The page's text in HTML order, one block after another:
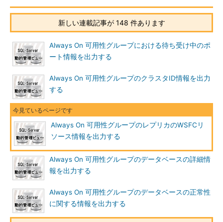
新しい連載記事が 148 件あります
Always On 可用性グループにおける待ち受け中のポ
ート情報を出力する
Always On 可用性グループのクラスタID情報を出力
する
Always On 可用性グループのレプリカのWSFCリ
ソース情報を出力する
Always On 可用性グループのデータベースの詳細情
報を出力する
Always On 可用性グループのデータベースの正常性
に関する情報を出力する